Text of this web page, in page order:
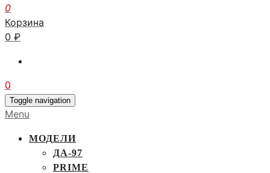
0
Корзина
0 ₽
0
Toggle navigation
Menu
МОДЕЛИ
ДА-97
PRIME